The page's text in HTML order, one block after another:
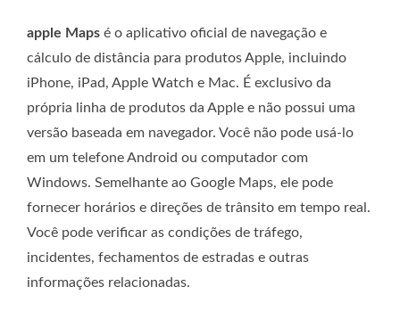
apple Maps é o aplicativo oficial de navegação e
cálculo de distância para produtos Apple, incluindo
iPhone, iPad, Apple Watch e Mac. É exclusivo da
própria linha de produtos da Apple e não possui uma
versão baseada em navegador. Você não pode usá-lo
em um telefone Android ou computador com
Windows. Semelhante ao Google Maps, ele pode
fornecer horários e direções de trânsito em tempo real.
Você pode verificar as condições de tráfego,
incidentes, fechamentos de estradas e outras
informações relacionadas.